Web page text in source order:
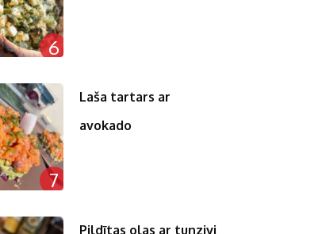
6
7
Laša tartars ar
avokado
Pildītas olas ar tunzivi